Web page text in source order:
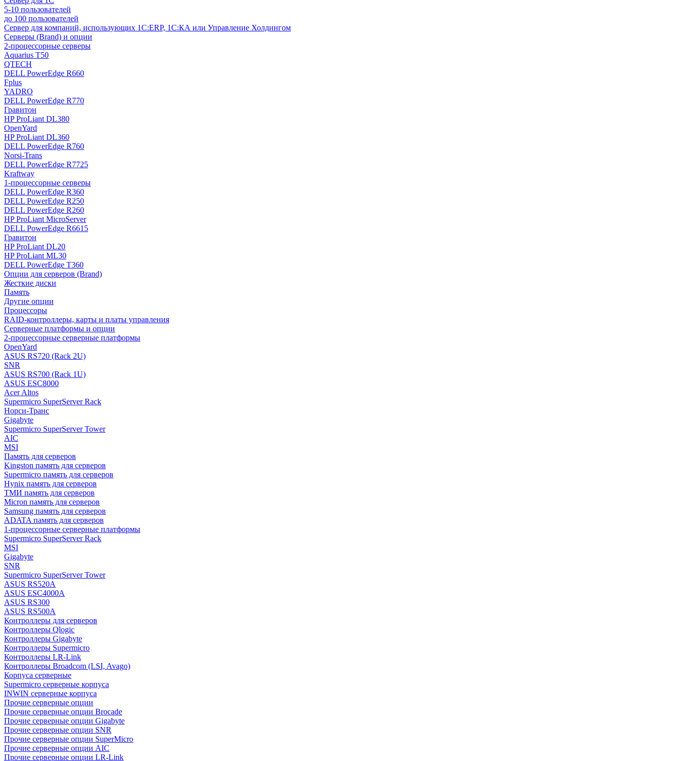
5-10 пользователей
до 100 пользователей
Сервер для компаний, использующих 1C:ERP, 1С:КА или Управление Холдингом
Серверы (Brand) и опции
2-процессорные серверы
Aquarius T50
QTECH
DELL PowerEdge R660
Fplus
YADRO
DELL PowerEdge R770
Гравитон
HP ProLiant DL380
OpenYard
HP ProLiant DL360
DELL PowerEdge R760
Norsi-Trans
DELL PowerEdge R7725
Kraftway
1-процессорные серверы
DELL PowerEdge R360
DELL PowerEdge R250
DELL PowerEdge R260
HP ProLiant MicroServer
DELL PowerEdge R6615
Гравитон
HP ProLiant DL20
HP ProLiant ML30
DELL PowerEdge T360
Опции для серверов (Brand)
Жесткие диски
Память
Другие опции
Процессоры
RAID-контроллеры, карты и платы управления
Серверные платформы и опции
2-процессорные серверные платформы
OpenYard
ASUS RS720 (Rack 2U)
SNR
ASUS RS700 (Rack 1U)
ASUS ESC8000
Acer Altos
Supermicro SuperServer Rack
Норси-Транс
Gigabyte
Supermicro SuperServer Tower
AIC
MSI
Память для серверов
Kingston память для серверов
Supermicro память для серверов
Hynix память для серверов
ТМИ память для серверов
Micron память для серверов
Samsung память для серверов
ADATA память для серверов
1-процессорные серверные платформы
Supermicro SuperServer Rack
MSI
Gigabyte
SNR
Supermicro SuperServer Tower
ASUS RS520A
ASUS ESC4000A
ASUS RS300
ASUS RS500A
Контроллеры для серверов
Контроллеры Qlogic
Контроллеры Gigabyte
Контроллеры Supermicro
Контроллеры LR-Link
Контроллеры Broadcom (LSI, Avago)
Корпуса серверные
Supermicro серверные корпуса
INWIN серверные корпуса
Прочие серверные опции
Прочие серверные опции Brocade
Прочие серверные опции Gigabyte
Прочие серверные опции SNR
Прочие серверные опции SuperMicro
Прочие серверные опции AIC
Прочие серверные опции LR-Link